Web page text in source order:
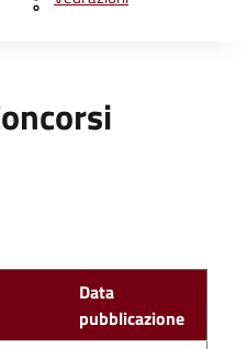
Data
pubblicazione